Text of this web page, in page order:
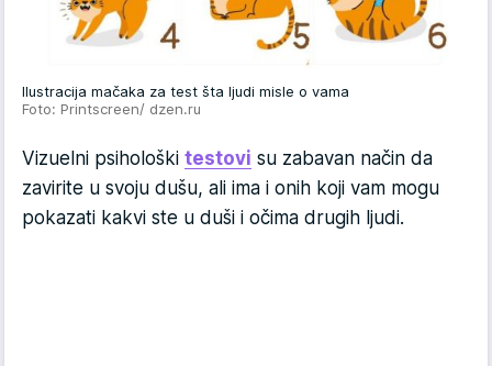
Ilustracija mačaka za test šta ljudi misle o vama
Foto: Printscreen/ dzen.ru
Vizuelni psihološki testovi su zabavan način da
zavirite u svoju dušu, ali ima i onih koji vam mogu
pokazati kakvi ste u duši i očima drugih ljudi.